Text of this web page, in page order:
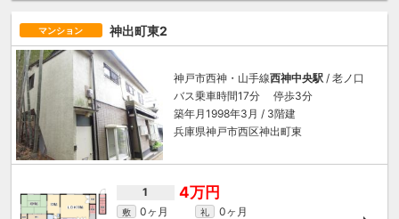
マンション 神出町東2
神戸市西神・山手線西神中央駅 / 老ノ口
バス乗車時間17分 停歩3分
築年月1998年3月 / 3階建
兵庫県神戸市西区神出町東
1 4万円
敷 0ヶ月 礼
0ヶ月